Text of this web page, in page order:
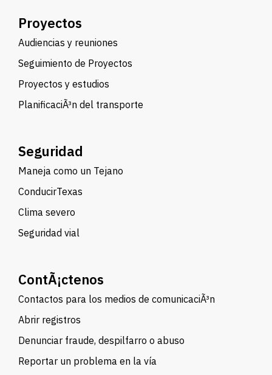
Proyectos
Audiencias y reuniones
Seguimiento de Proyectos
Proyectos y estudios
PlanificaciÃ³n del transporte
Seguridad
Maneja como un Tejano
ConducirTexas
Clima severo
Seguridad vial
ContÃ¡ctenos
Contactos para los medios de comunicaciÃ³n
Abrir registros
Denunciar fraude, despilfarro o abuso
Reportar un problema en la vía